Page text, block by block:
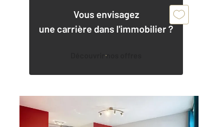
Vous envisagez
une carrière dans l'immobilier ?
Découvrir nos offres
TROYES 10
2
, 2 pièces